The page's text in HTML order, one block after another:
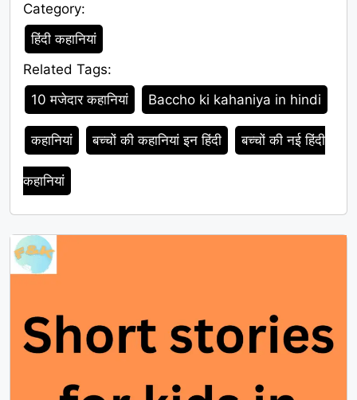
Category:
Category
हिंदी कहानियां
Related Tags:
Tags
10 मजेदार कहानियां Baccho ki kahaniya in hindi
कहानियां बच्चों की कहानियां इन हिंदी बच्चों की नई हिंदी
कहानियां